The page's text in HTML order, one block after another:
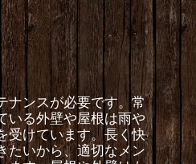
ナンスが必要です。常
いる外壁や屋根は雨や
受けています。長く快
たいから、適切なメン